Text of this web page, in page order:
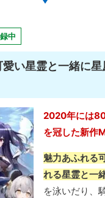
中
い星霊と一緒に
2020年には
を冠した新作
魅力あふれる
れる星霊と一
を泳いだり、